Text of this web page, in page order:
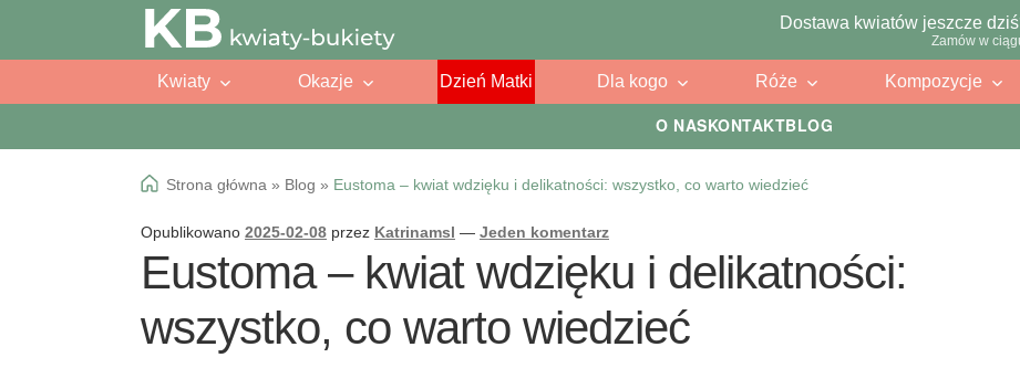
O NASKONTAKTBLOG
Przejdź
do
Przejdź
do
Dostawa kwiatów jeszcze
Zamów w
Kwiaty Okazje Dzień Matki Dla kogo Róże Kompozycje
Strona główna » Blog » Eustoma – kwiat wdzięku i delikatności: wszystko, co warto wiedzieć
Opublikowano 2025-02-08 przez Katrinamsl — Jeden komentarz
Eustoma – kwiat wdzięku i delikatności:
wszystko, co warto wiedzieć